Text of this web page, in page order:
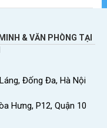
& VĂN PHÒNG TẠI
Đống Đa, Hà Nội
Hưng, P12, Quận 10